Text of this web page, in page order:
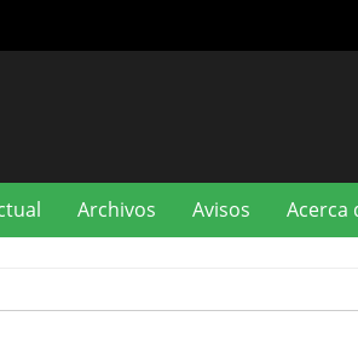
Archivos Avisos Acerca